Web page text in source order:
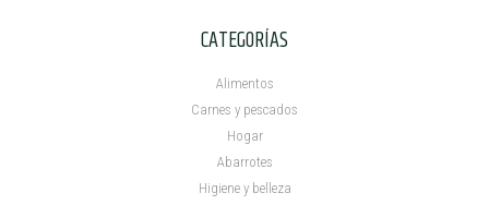
CATEGORÍAS
Alimentos
Carnes y pescados
Hogar
Abarrotes
Higiene y belleza